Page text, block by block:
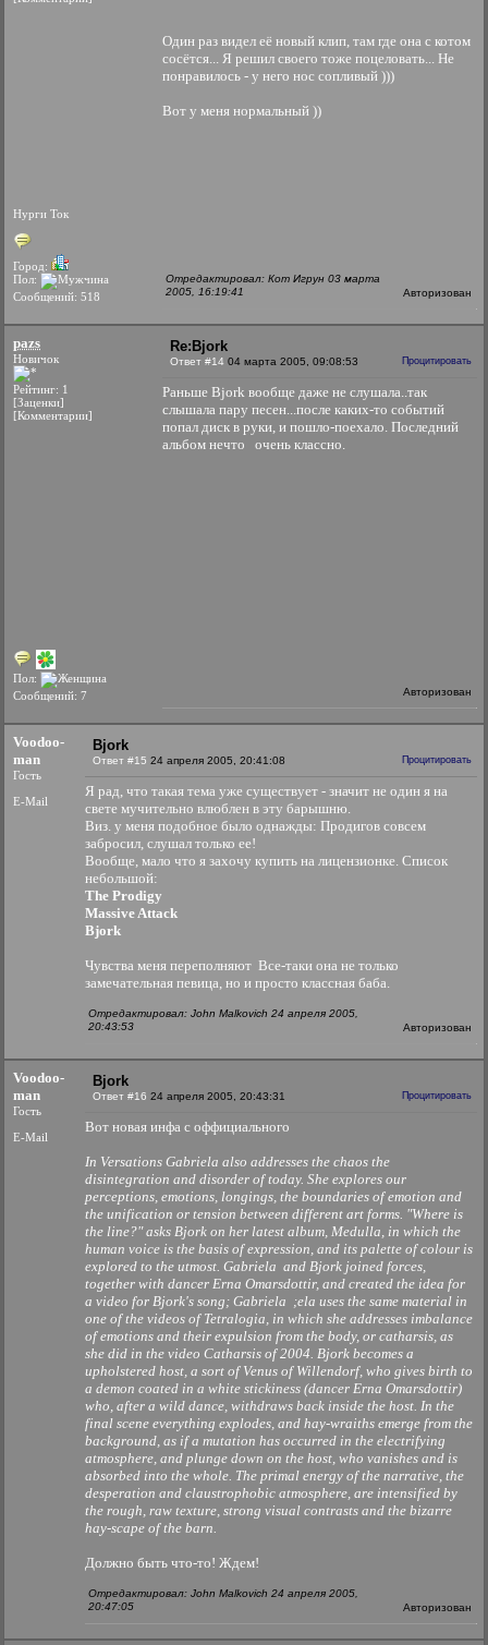
Нурги Ток
Город:
Пол:
Сообщений: 518
Один раз видел её новый клип, там где она с котом
сосётся... Я решил своего тоже поцеловать... Не
понравилось - у него нос сопливый )))
Вот у меня нормальный ))
Отредактировал: Кот Игрун 03 марта
2005, 16:19:41
Авторизован
pazs
Новичок
Рейтинг: 1
[Заценки]
[Комментарии]
Пол:
Сообщений: 7
Re:Bjork
Ответ #14 04 марта 2005, 09:08:53 Процитировать
Раньше Bjork вообще даже не слушала..так
слышала пару песен...после каких-то событий
попал диск в руки, и пошло-поехало. Последний
альбом нечто
очень классно.
Авторизован
Voodoo-
man
Гость
E-Mail
Bjork
Ответ #15 24 апреля 2005, 20:41:08 Процитировать
Я рад, что такая тема уже существует - значит не один я на
свете мучительно влюблен в эту барышню.
Виз. у меня подобное было однажды: Продигов совсем
забросил, слушал только ее!
Вообще, мало что я захочу купить на лицензионке. Список
небольшой:
The Prodigy
Massive Attack
Bjork
Чувства меня переполняют Все-таки она не только
замечательная певица, но и просто классная баба.
Отредактировал: John Malkovich 24 апреля 2005,
20:43:53
Авторизован
Voodoo-
man
Гость
E-Mail
Bjork
Ответ #16 24 апреля 2005, 20:43:31 Процитировать
Вот новая инфа с оффициального
In Versations Gabriela also addresses the chaos the
disintegration and disorder of today. She explores our
perceptions, emotions, longings, the boundaries of emotion and
the unification or tension between different art forms. "Where is
the line?" asks Bjork on her latest album, Medulla, in which the
human voice is the basis of expression, and its palette of colour is
explored to the utmost. Gabriela and Bjork joined forces,
together with dancer Erna Omarsdottir, and created the idea for
a video for Bjork's song; Gabriela ;ela uses the same material in
one of the videos of Tetralogia, in which she addresses imbalance
of emotions and their expulsion from the body, or catharsis, as
she did in the video Catharsis of 2004. Bjork becomes a
upholstered host, a sort of Venus of Willendorf, who gives birth to
a demon coated in a white stickiness (dancer Erna Omarsdottir)
who, after a wild dance, withdraws back inside the host. In the
final scene everything explodes, and hay-wraiths emerge from the
background, as if a mutation has occurred in the electrifying
atmosphere, and plunge down on the host, who vanishes and is
absorbed into the whole. The primal energy of the narrative, the
desperation and claustrophobic atmosphere, are intensified by
the rough, raw texture, strong visual contrasts and the bizarre
hay-scape of the barn.
Должно быть что-то! Ждем!
Отредактировал: John Malkovich 24 апреля 2005,
20:47:05
Авторизован